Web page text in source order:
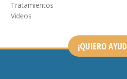
Tratamientos
Videos
¡QUIERO